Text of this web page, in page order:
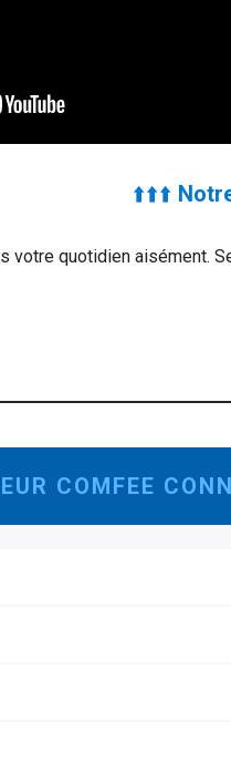
⬆️⬆️⬆️
votre quotidien aisément.
COMFEE